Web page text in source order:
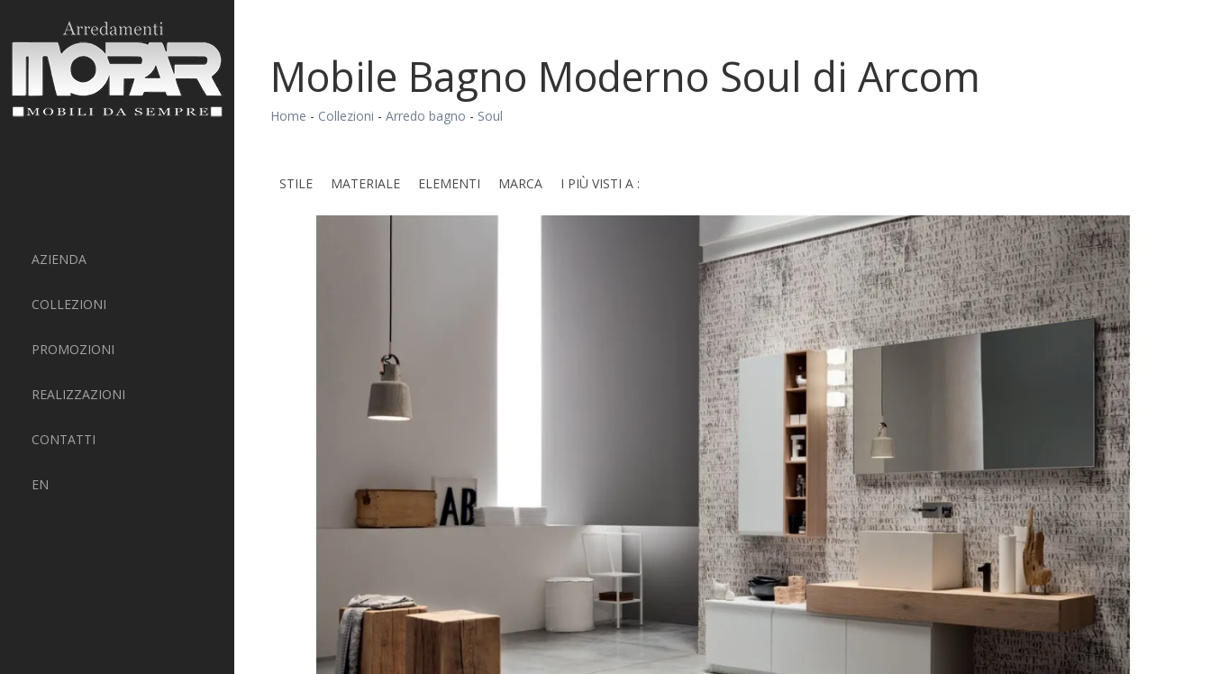
AZIENDA
COLLEZIONI
PROMOZIONI
REALIZZAZIONI
CONTATTI
EN
Mobile Bagno Moderno Soul di Arcom
Home - Collezioni - Arredo bagno - Soul
STILE MATERIALE ELEMENTI MARCA I PIÙ VISTI A :